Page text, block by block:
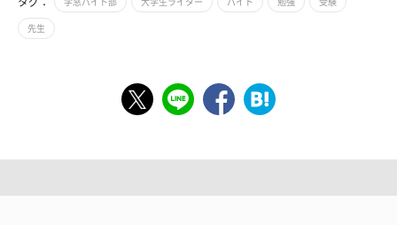
タグ： 学窓バイト部 大学生ライター バイト 勉強 受験
先生